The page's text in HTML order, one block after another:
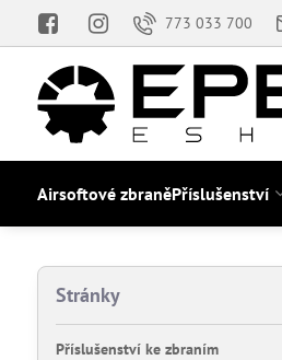
773 033 700
Airsoftové zbraněPříslušenství
Stránky
Příslušenství ke zbraním